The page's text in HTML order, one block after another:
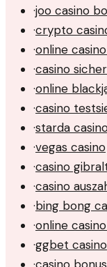
·joo casino
·crypto
·online
·casino
·online
·casino
·starda
·vegas casino
·casino
·casino
·bing bong
·online
·ggbet casino